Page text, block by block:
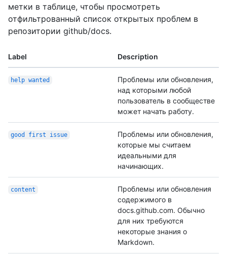
метки в таблице, чтобы просмотреть
отфильтрованный список открытых проблем в
репозитории github/docs.
Label Description
help wanted
Проблемы или обновления,
над которыми любой
пользователь в сообществе
может начать работу.
good first issue
Проблемы или обновления,
которые мы считаем
идеальными для
начинающих.
content
Проблемы или обновления
содержимого в
docs.github.com. Обычно
для них требуются
некоторые знания о
Markdown.